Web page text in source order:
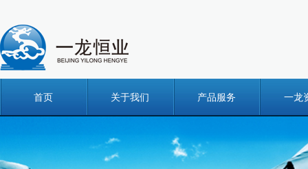
首页 关于我们 产品服务 一龙